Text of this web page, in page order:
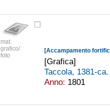
mat.
grafico/
foto
[Accampamento
[Grafica]
Taccola, 1381-
Anno: 1801